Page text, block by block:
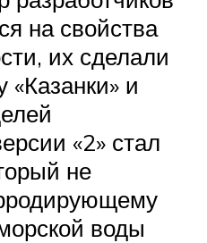
на свойства
их сделали
«Казанки» и
«2» стал
не
воды